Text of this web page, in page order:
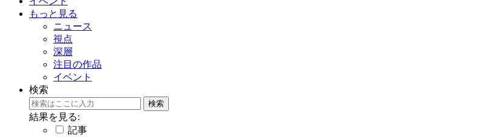
もっと見る
ニュース
視点
深層
注目の作品
イベント
検索
結果を見る:
記事